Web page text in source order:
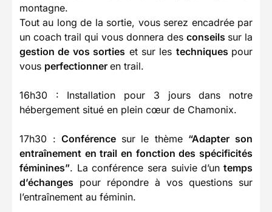
montagne.
Tout au long de la sortie, vous serez encadrée par
un coach trail qui vous donnera des conseils sur la
gestion de vos sorties et sur les techniques pour
vous perfectionner en trail.
16h30 : Installation pour 3 jours dans notre
hébergement situé en plein cœur de Chamonix.
17h30 :Conférence sur le thème “Adapter son
entraînement en trail en fonction des spécificités
féminines”. La conférence sera suivie d’un temps
d’échanges pour répondre à vos questions sur
l’entraînement au féminin.